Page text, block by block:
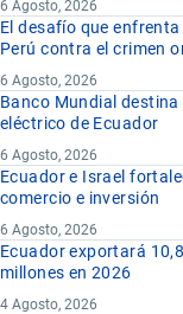
6 Agosto, 2026
El desafío que
Perú contra el crimen
6 Agosto, 2026
Banco Mundial
eléctrico de Ecuador
6 Agosto, 2026
Ecuador e Israel
comercio e inversión
6 Agosto, 2026
Ecuador exportará
millones en 2026
4 Agosto, 2026